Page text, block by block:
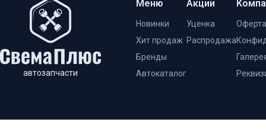
автозапчасти
Меню
Новинки
Хит продаж
Бренды
Автокаталог
Акции
Уценка
Распродажа
Оферта